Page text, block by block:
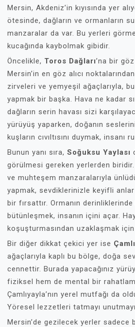
Mersin, Akdeniz’in kıyısında yer
ötesinde, dağların ve ormanların
manzaralar da var. Bu yerleri
kucağında kaybolmak gibidir.
Öncelikle, Toros Dağları’na bir
Mersin’in en göz alıcı
zirveleri ve yemyeşil ağaçlarıyla,
yapmak bir başka. Hava ne kadar
dağların serin havası sizi
yürüyüş yaparken, doğanın
kuşların cıvıltısını duymak, insanı
Bunun yanı sıra, Soğuksu Yaylası
görülmesi gereken yerlerden biridir.
ve muhteşem manzaralarıyla
yapmak, sevdiklerinizle keyifli
bir fırsattır. Ormanın
bütünleşmek, insanın içini açar.
koşuşturmasından uzaklaşmak
Bir diğer dikkat çekici yer ise
ağaçlarıyla kaplı bu bölge, doğa
cennettir. Burada yapacağınız
fiziksel hem de mental bir
Çamlıyayla’nın yerel mutfağı da
Yöresel lezzetleri tatmayı
Mersin’de gezilecek yerler sadece